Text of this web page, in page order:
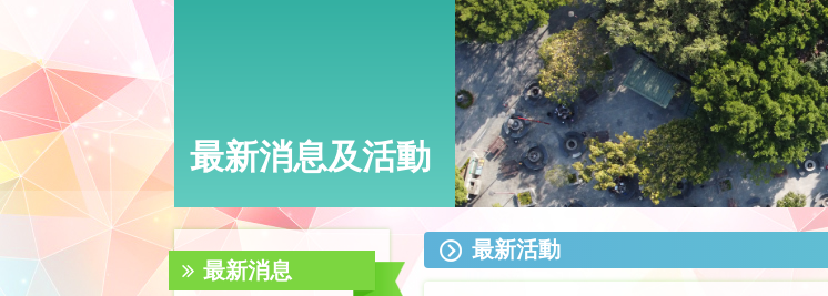
最新消息及活動
最新消息
最新活動